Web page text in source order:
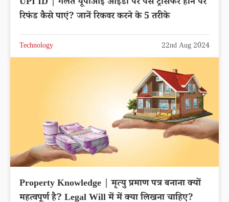
रिफंड कैसे पाएं? जानें रिकवर करने के 5 तरीके
Technology 22nd Aug 2024
Property Knowledge | मृत्यु प्रमाण पत्र बनाना क्यों
महत्वपूर्ण है? Legal Will में में क्या लिखना चाहिए?